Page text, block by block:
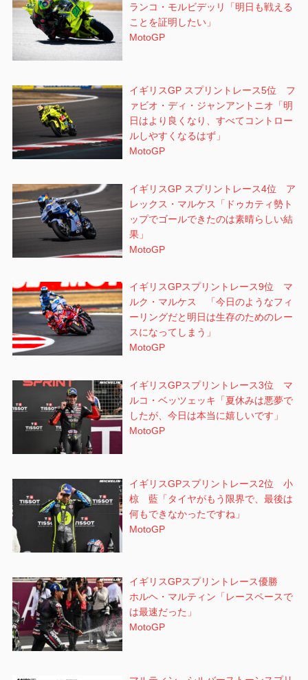
ランコ・モルビデッリ「明日も戦える
ことを証明したい」
MotoGP
イギリスGP スプリントレース5位 フ
ァビオ・ディ・ジャンアントニオ「明
日はより良くなり、すべてコントロー
ルしやすくなるはず」
MotoGP
イギリスGP スプリントレース4位 ア
レックス・マルケス「ドゥカティ勢ト
ップでゴールできたのは素晴らしい結
果」
MotoGP
イギリスGPスプリントレース9位 マ
ルク・マルケス 「今日のようなフィ
ーリングだと明日は生存のためのレー
スになってしまう」
MotoGP
イギリスGPスプリントレース3位 マ
ルコ・ベッツェッキ「夏休みは悪夢で
したが、今日は本当に嬉しいです」
MotoGP
イギリスGPスプリントレース2位 小
椋 藍「タイヤがもう限界で、最後は
何もできなかったですね」
MotoGP
イギリスGPスプリントレース優勝
ホルヘ・マルティン「レースペースで
は最速だった」
MotoGP